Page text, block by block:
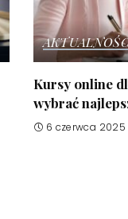
Kursy online
wybrać
6 czerwca 2025